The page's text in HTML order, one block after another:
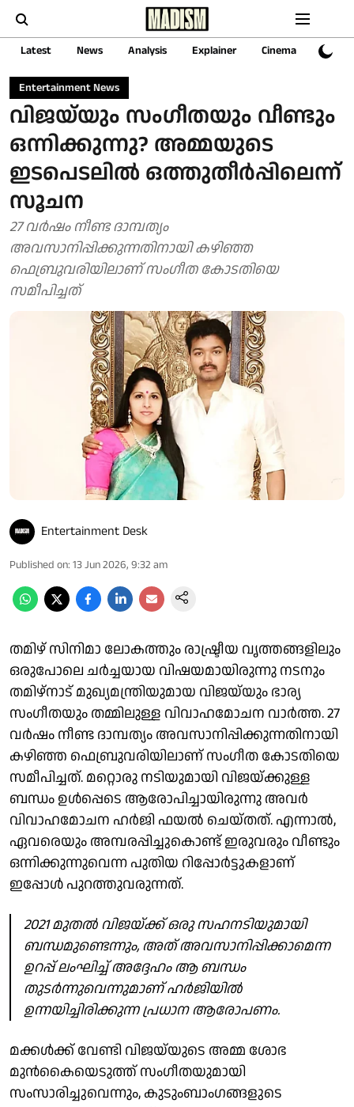
Latest News Analysis Explainer Cinema Sports
Entertainment News
വിജയ്‌യും സംഗീതയും വീണ്ടും
ഒന്നിക്കുന്നു? അമ്മയുടെ
ഇടപെടലിൽ ഒത്തുതീർപ്പിലെന്ന്
സൂചന
27 വർഷം നീണ്ട ദാമ്പത്യം
അവസാനിപ്പിക്കുന്നതിനായി കഴിഞ്ഞ
ഫെബ്രുവരിയിലാണ് സംഗീത കോടതിയെ
സമീപിച്ചത്
Entertainment Desk
Published on: 13 Jun 2026, 9:32 am
തമിഴ് സിനിമാ ലോകത്തും രാഷ്ട്രീയ വൃത്തങ്ങളിലും
ഒരുപോലെ ചർച്ചയായ വിഷയമായിരുന്നു നടനും
തമിഴ്‌നാട് മുഖ്യമന്ത്രിയുമായ വിജയ്‌യും ഭാര്യ
സംഗീതയും തമ്മിലുള്ള വിവാഹമോചന വാർത്ത. 27
വർഷം നീണ്ട ദാമ്പത്യം അവസാനിപ്പിക്കുന്നതിനായി
കഴിഞ്ഞ ഫെബ്രുവരിയിലാണ് സംഗീത കോടതിയെ
സമീപിച്ചത്. മറ്റൊരു നടിയുമായി വിജയ്‌ക്കുള്ള
ബന്ധം ഉൾപ്പെടെ ആരോപിച്ചായിരുന്നു അവർ
വിവാഹമോചന ഹർജി ഫയൽ ചെയ്തത്. എന്നാൽ,
ഏവരെയും അമ്പരപ്പിച്ചുകൊണ്ട് ഇരുവരും വീണ്ടും
ഒന്നിക്കുന്നുവെന്ന പുതിയ റിപ്പോർട്ടുകളാണ്
ഇപ്പോൾ പുറത്തുവരുന്നത്.
2021 മുതൽ വിജയ്‌ക്ക് ഒരു സഹനടിയുമായി
ബന്ധമുണ്ടെന്നും, അത് അവസാനിപ്പിക്കാമെന്ന
ഉറപ്പ് ലംഘിച്ച് അദ്ദേഹം ആ ബന്ധം
തുടർന്നുവെന്നുമാണ് ഹർജിയിൽ
ഉന്നയിച്ചിരിക്കുന്ന പ്രധാന ആരോപണം.
മക്കൾക്ക് വേണ്ടി വിജയ്‌യുടെ അമ്മ ശോഭ
മുൻകൈയെടുത്ത് സംഗീതയുമായി
സംസാരിച്ചുവെന്നും, കുടുംബാംഗങ്ങളുടെ